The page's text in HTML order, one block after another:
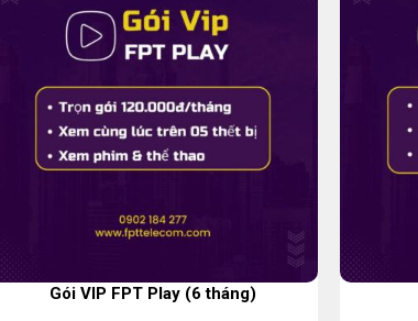
Gói VIP FPT Play (6 tháng)